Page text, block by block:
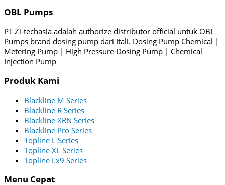
OBL Pumps
PT Zi-techasia adalah authorize distributor official untuk OBL
Pumps brand dosing pump dari Itali. Dosing Pump Chemical |
Metering Pump | High Pressure Dosing Pump | Chemical
Injection Pump
Produk Kami
Blackline M Series
Blackline R Series
Blackline XRN Series
Blackline Pro Series
Topline L Series
Topline XL Series
Topline Lx9 Series
Menu Cepat